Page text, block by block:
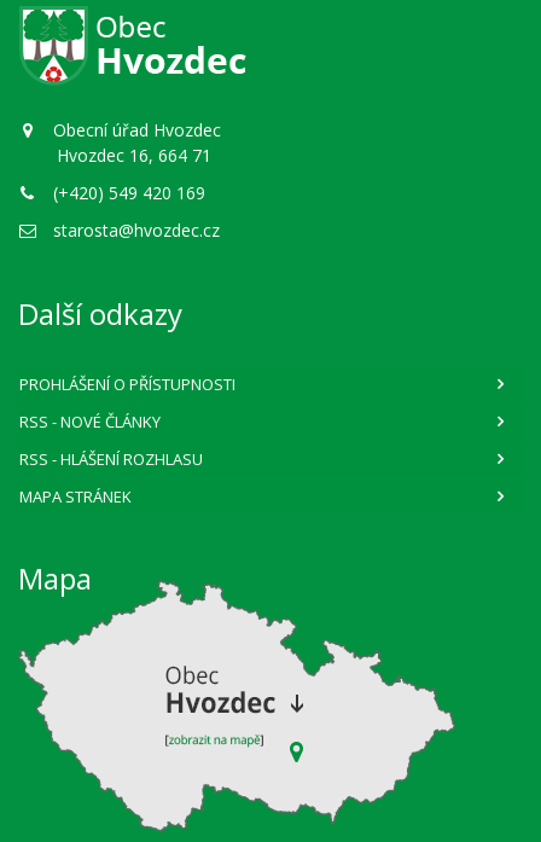
Obecní úřad Hvozdec
Hvozdec 16, 664 71
(+420) 549 420 169
starosta@hvozdec.cz
Další odkazy
PROHLÁŠENÍ O PŘÍSTUPNOSTI
RSS - NOVÉ ČLÁNKY
RSS - HLÁŠENÍ ROZHLASU
MAPA STRÁNEK
Mapa